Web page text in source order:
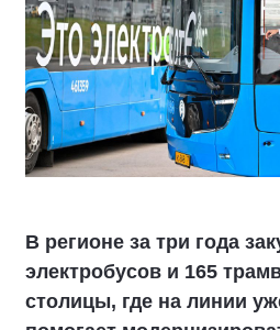
В регионе за три года
электробусов и 165
столицы, где на линии